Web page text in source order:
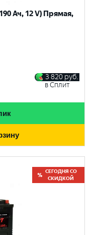
Ач, 12 V) Прямая,
3 820 руб.
в Сплит
СЕГОДНЯ СО
СКИДКОЙ